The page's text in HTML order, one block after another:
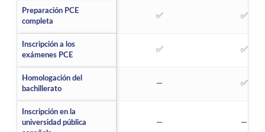
Preparación PCE
completa
Incluido:
✅ ✅
Inscripción a los
exámenes PCE
Incluido:
✅ ✅
Homologación del
bachillerato
No incluido:
— ✅
Inscripción en la
universidad pública
No incluido:
— No
—